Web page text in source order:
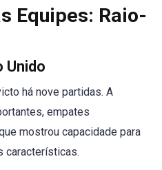
Equipes: Raio-
Unido
há nove partidas. A
empates
mostrou capacidade para
características.